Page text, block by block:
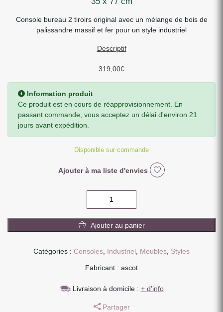
Console bureau 2 tiroirs original avec un mélange de bois de
palissandre massif et fer pour un style industriel
Descriptif
319,00€
Information produit
Ce produit est en cours de réapprovisionnement. En
passant commande, vous acceptez un délai d'environ 21
jours avant expédition.
Disponible sur commande
Ajouter à ma liste d'envies
BUREAU
TIROIRS
PALISSANDRE
METAL
Ajouter au panier
Catégories : Consoles, Industriel, Meubles, Styles
Fabricant : ascot
Livraison à domicile : + d'info
Partager